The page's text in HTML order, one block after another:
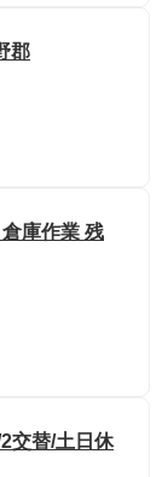
郡
庫作業 残
交替/土日休